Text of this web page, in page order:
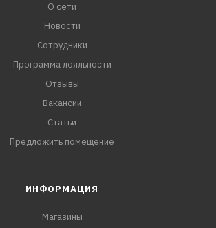
О сети
Новости
Сотрудники
Программа лояльности
Отзывы
Вакансии
Статьи
Предложить помещение
ИНФОРМАЦИЯ
Магазины